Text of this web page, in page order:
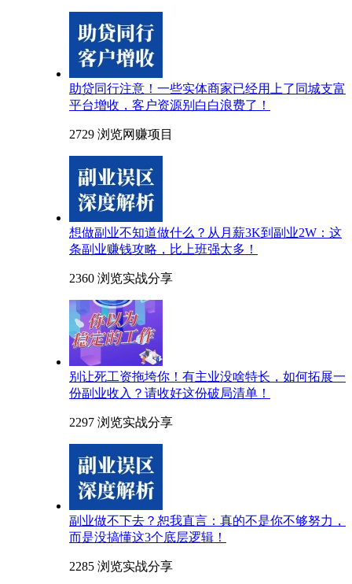
助贷同行注意！一些实体商家已经用上了同城支富
平台增收，客户资源别白白浪费了！
2729 浏览网赚项目
想做副业不知道做什么？从月薪3K到副业2W：这
条副业赚钱攻略，比上班强太多！
2360 浏览实战分享
别让死工资拖垮你！有主业没啥特长，如何拓展一
份副业收入？请收好这份破局清单！
2297 浏览实战分享
副业做不下去？恕我直言：真的不是你不够努力，
而是没搞懂这3个底层逻辑！
2285 浏览实战分享